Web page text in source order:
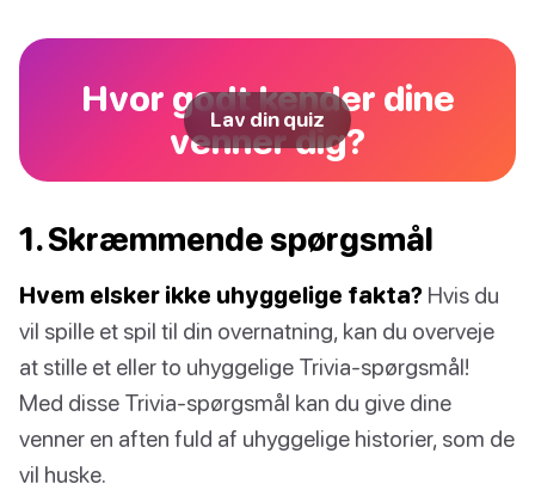
Hvor godt kender dine
venner dig?
Lav din quiz
1. Skræmmende spørgsmål
Hvem elsker ikke uhyggelige fakta? Hvis du
vil spille et spil til din overnatning, kan du overveje
at stille et eller to uhyggelige Trivia-spørgsmål!
Med disse Trivia-spørgsmål kan du give dine
venner en aften fuld af uhyggelige historier, som de
vil huske.